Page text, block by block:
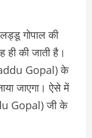
गोपाल की
की जाती है।
Gopal) के
जाएगा। ऐसे में
Gopal) जी के